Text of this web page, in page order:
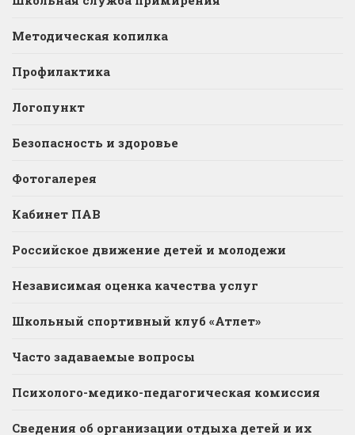
Методическая копилка
Профилактика
Логопункт
Безопасность и здоровье
Фотогалерея
Кабинет ПАВ
Российское движение детей и молодежи
Независимая оценка качества услуг
Школьный спортивный клуб «Атлет»
Часто задаваемые вопросы
Психолого-медико-педагогическая комиссия
Сведения об организации отдыха детей и их